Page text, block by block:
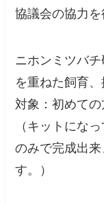
協議会の協力を
ニホンミツバ
を重ねた飼育、
対象：初めての
（キットにな
のみで完成出
す。）